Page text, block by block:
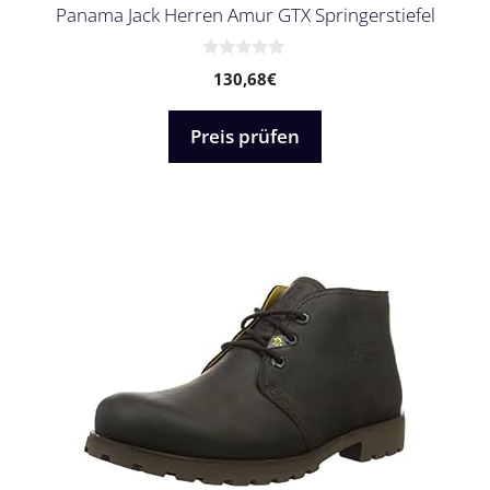
Panama Jack Herren Amur GTX Springerstiefel
n
5
130,68€
Preis prüfen